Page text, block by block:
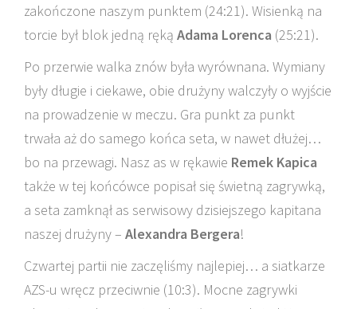
zakończone naszym punktem (24:21). Wisienką na
torcie był blok jedną ręką Adama Lorenca (25:21).
Po przerwie walka znów była wyrównana. Wymiany
były długie i ciekawe, obie drużyny walczyły o wyjście
na prowadzenie w meczu. Gra punkt za punkt
trwała aż do samego końca seta, w nawet dłużej…
bo na przewagi. Nasz as w rękawie Remek Kapica
także w tej końcówce popisał się świetną zagrywką,
a seta zamknął as serwisowy dzisiejszego kapitana
naszej drużyny – Alexandra Bergera!
Czwartej partii nie zaczęliśmy najlepiej… a siatkarze
AZS-u wręcz przeciwnie (10:3). Mocne zagrywki